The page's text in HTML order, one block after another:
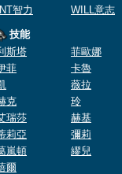
INT智力
WILL意志
技能
斯塔
菲歐娜
菲
卡魯
薇拉
克
玲
瑞莎
赫基
莉亞
彌莉
嵐頓
繆兒
爾